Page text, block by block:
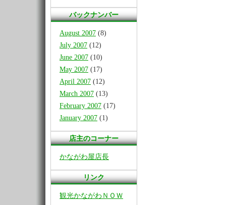
バックナンバー
August 2007 (8)
July 2007 (12)
June 2007 (10)
May 2007 (17)
April 2007 (12)
March 2007 (13)
February 2007 (17)
January 2007 (1)
店主のコーナー
かながわ屋店長
リンク
観光かながわＮＯＷ